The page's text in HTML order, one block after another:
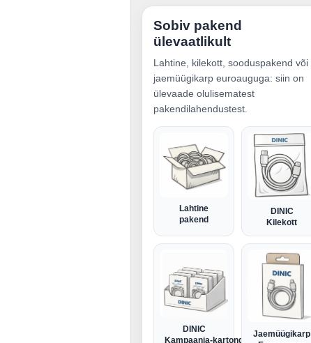
Sobiv pakend
ülevaatlikult
Lahtine, kilekott, sooduspakend või
jaemüügikarp euroauguga: siin on
ülevaade olulisematest
pakendilahendustest.
Lahtine
pakend
DINIC
Kilekott
DINIC
Kampaania-kartong
Jaemüügikarp